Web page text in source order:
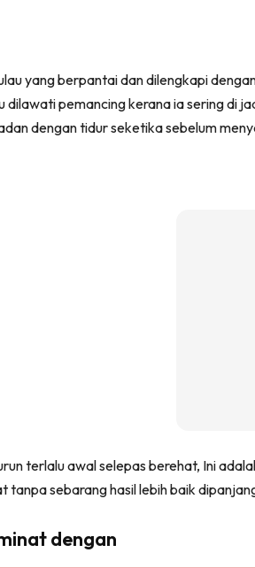
yang berpantai dan dilengkapi
dilawati pemancing kerana ia sering di
dengan tidur seketika sebelum
terlalu awal selepas berehat, Ini
tanpa sebarang hasil lebih baik
dengan